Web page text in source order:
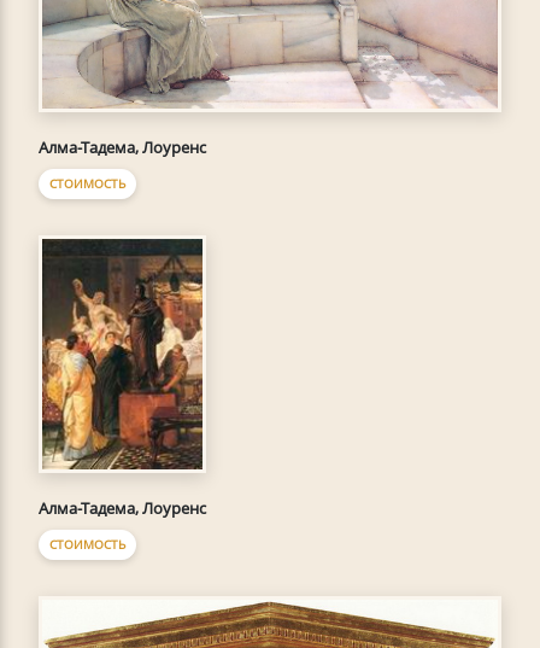
Алма-Тадема, Лоуренс
СТОИМОСТЬ
Алма-Тадема, Лоуренс
СТОИМОСТЬ